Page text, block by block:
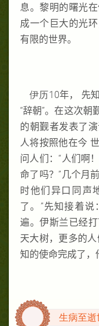
息。黎明的曙光
成一个巨大的光
有限的世界。
伊历10年， 先
“辞朝”。在这次朝
的朝觐者发表了
人将按照他在今
问人们：“人们啊
命了吗？”几个月
时他们异口同声
了。”先知接着说
遍。伊斯兰已经
天大树，更多的
知的使命完成了，
生病至逝